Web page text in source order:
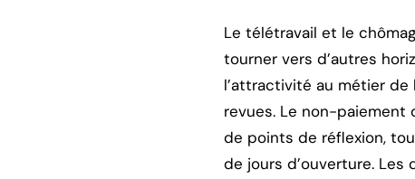
Le télétravail et le
tourner vers d’autres
l’attractivité au métier
revues. Le non-
de points de réflexion,
de jours d’ouverture.